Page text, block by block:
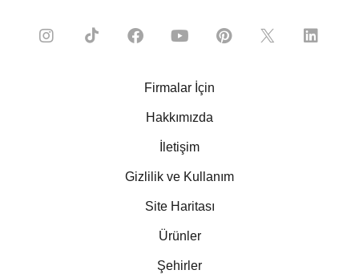
Firmalar İçin
Hakkımızda
İletişim
Gizlilik ve Kullanım
Site Haritası
Ürünler
Şehirler